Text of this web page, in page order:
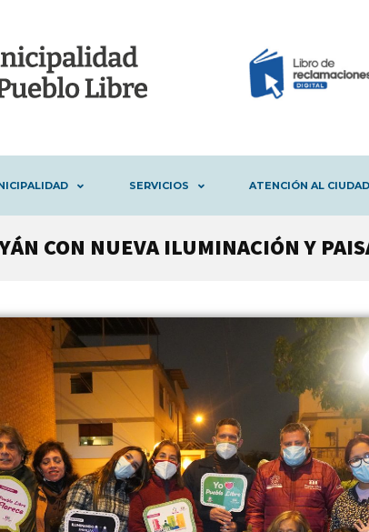
SERVICIOS ATENCIÓN AL
CON NUEVA ILUMINACIÓN Y